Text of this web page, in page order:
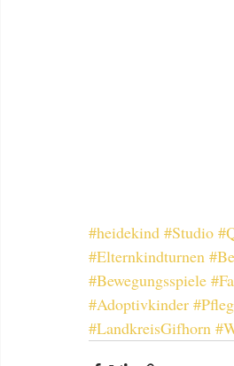
#heidekind #Studio
#Elternkindturnen
#Bewegungsspiele
#Adoptivkinder
#LandkreisGifhorn